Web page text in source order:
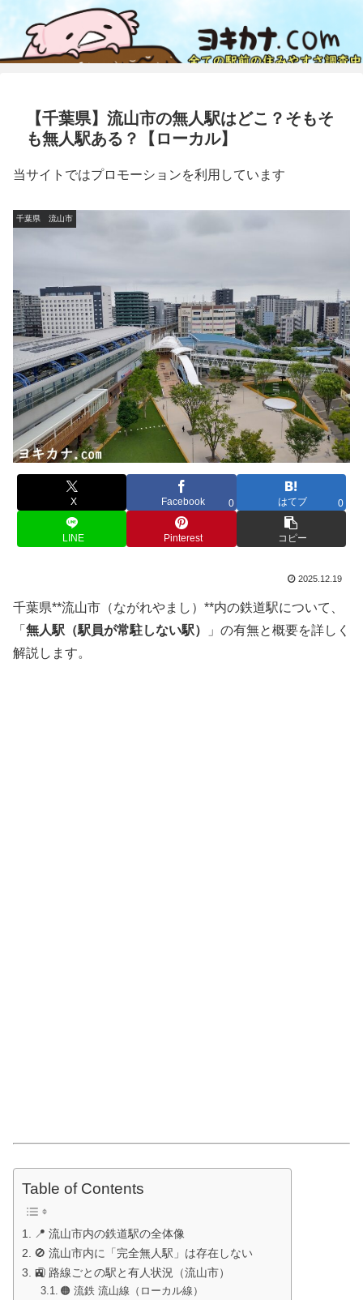
【千葉県】流山市の無人駅はどこ？そもそ
も無人駅ある？【ローカル】
当サイトではプロモーションを利用しています
千葉県 流山市
X Facebook 0 はてブ 0
LINE Pinterest コピー
2025.12.19
千葉県**流山市（ながれやまし）**内の鉄道駅について、
「 無人駅（駅員が常駐しない駅）
」の有無と概要を詳しく
解説します。
Table of Contents
📍 流山市内の鉄道駅の全体像
🚫 流山市内に「完全無人駅」は存在しない
🚉 路線ごとの駅と有人状況（流山市）
🟠 流鉄 流山線（ローカル線）